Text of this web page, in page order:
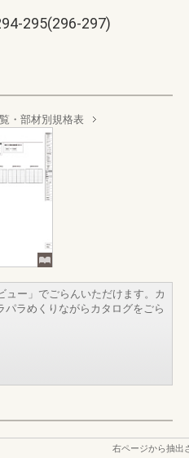
295(296-297)
・部材別規格表
ュー」でごらんいただけます。カ
パラめくりながらカタログをごら
右ページから抽出